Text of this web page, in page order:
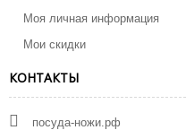
Моя личная информация
Мои скидки
КОНТАКТЫ
посуда-ножи.рф